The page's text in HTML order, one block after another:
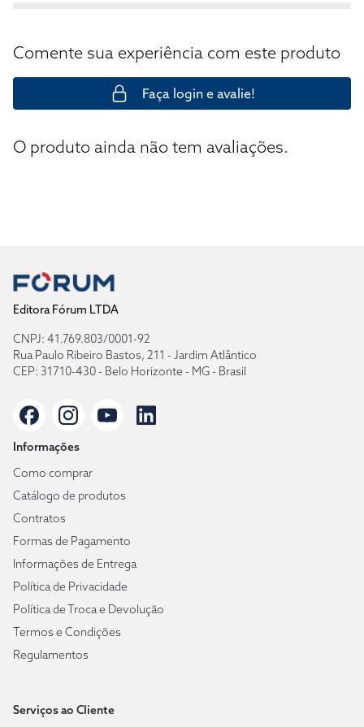
Comente sua experiência com este produto
Faça login e avalie!
O produto ainda não tem avaliações.
Editora Fórum LTDA
CNPJ: 41.769.803/0001-92
Rua Paulo Ribeiro Bastos, 211 - Jardim Atlântico
CEP: 31710-430 - Belo Horizonte - MG - Brasil
Informações
Como comprar
Catálogo de produtos
Contratos
Formas de Pagamento
Informações de Entrega
Política de Privacidade
Política de Troca e Devolução
Termos e Condições
Regulamentos
Serviços ao Cliente